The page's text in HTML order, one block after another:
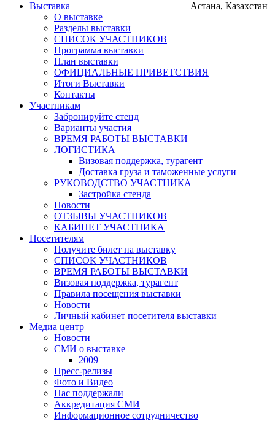
Астана, Казахстан
Выставка
О выставке
Разделы выставки
СПИСОК УЧАСТНИКОВ
Программа выставки
План выставки
ОФИЦИАЛЬНЫЕ ПРИВЕТСТВИЯ
Итоги Выставки
Контакты
Участникам
Забронируйте стенд
Варианты участия
ВРЕМЯ РАБОТЫ ВЫСТАВКИ
ЛОГИСТИКА
Визовая поддержка, турагент
Доставка груза и таможенные услуги
РУКОВОДСТВО УЧАСТНИКА
Застройка стенда
Новости
ОТЗЫВЫ УЧАСТНИКОВ
КАБИНЕТ УЧАСТНИКА
Посетителям
Получите билет на выставку
СПИСОК УЧАСТНИКОВ
ВРЕМЯ РАБОТЫ ВЫСТАВКИ
Визовая поддержка, турагент
Правила посещения выставки
Новости
Личный кабинет посетителя выставки
Медиа центр
Новости
СМИ о выставке
2009
Пресс-релизы
Фото и Видео
Нас поддержали
Аккредитация СМИ
Информационное сотрудничество